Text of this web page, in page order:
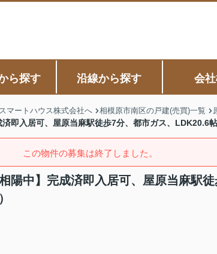
ら探す 沿線から探す 会
マートハウス株式会社へ 相模原市南区の戸建(売買)一覧
即入居可、屋原当麻駅徒歩7分、都市ガス、LDK20.6帖
この物件の募集は終了しました。
陽中】完成済即入居可、屋原当麻駅徒